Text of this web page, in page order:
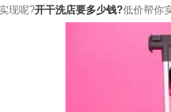
现呢?开干洗店要多少钱?低价帮你